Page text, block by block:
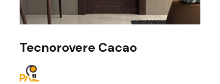
Tecnorovere Cacao